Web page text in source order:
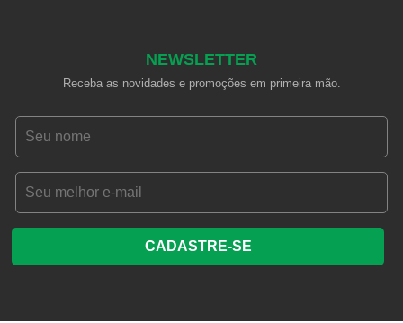
NEWSLETTER
Receba as novidades e promoções em primeira mão.
CADASTRE-SE